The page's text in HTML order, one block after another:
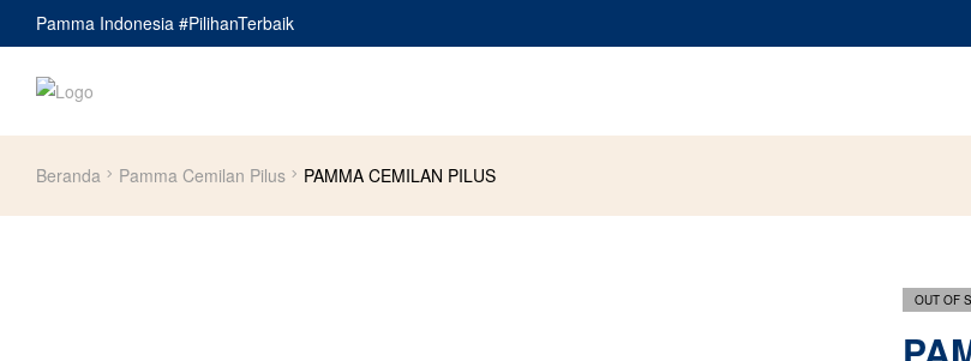
Pamma Indonesia #PilihanTerbaik
Beranda Pamma Cemilan Pilus PAMMA CEMILAN PILUS
OUT OF